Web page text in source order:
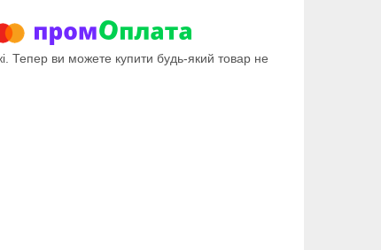
Тепер ви можете купити будь-який товар не